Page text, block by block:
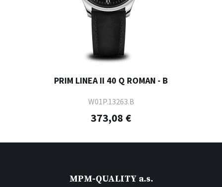
PRIM LINEA II 40 Q ROMAN - B
W01P.13263.B
373,08 €
MPM-QUALITY a.s.